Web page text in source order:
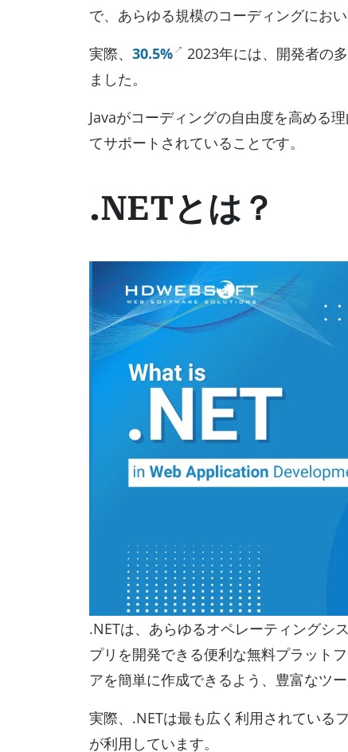
で、あらゆる規模のコーディングにお
実際、 30.5%
2023年には、開発者の
ました。
Javaがコーディングの自由度を高める
てサポートされていることです。
.NETとは？
.NETは、あらゆるオペレーティングシ
プリを開発できる便利な無料プラット
アを簡単に作成できるよう、豊富なツ
実際、.NETは最も広く利用されている
が利用しています。